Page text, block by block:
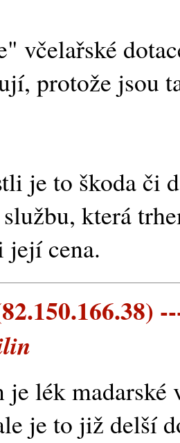
včelařské
protože jsou
je to škoda či
která
její cena.
lék madarské
je to již delší